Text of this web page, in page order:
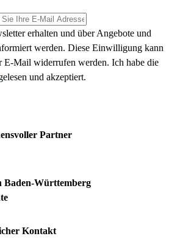
erhalten und über Angebote und
werden. Diese Einwilligung kann
E-Mail widerrufen werden. Ich habe die
und akzeptiert.
Partner
Baden-Württemberg
Kontakt